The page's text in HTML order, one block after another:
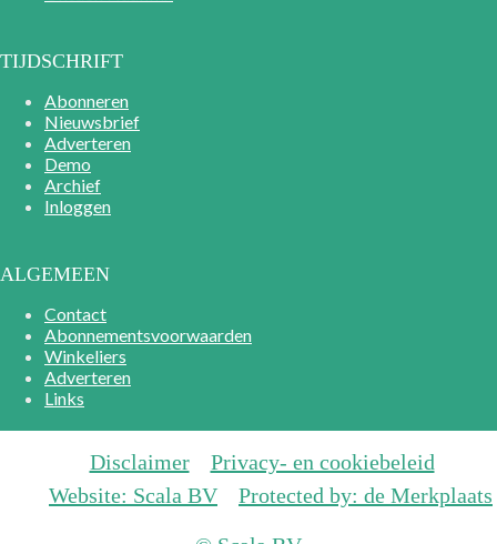
TIJDSCHRIFT
Abonneren
Nieuwsbrief
Adverteren
Demo
Archief
Inloggen
ALGEMEEN
Contact
Abonnementsvoorwaarden
Winkeliers
Adverteren
Links
Disclaimer
Privacy- en cookiebeleid
Website: Scala BV
Protected by: de Merkplaats